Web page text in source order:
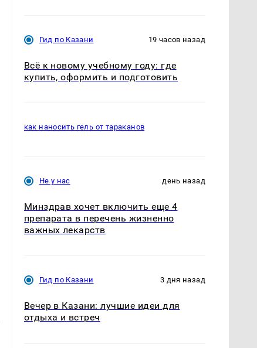
Гид по Казани 19 часов назад
Всё к новому учебному году: где
купить, оформить и подготовить
как наносить гель от тараканов
Не у нас день назад
Минздрав хочет включить еще 4
препарата в перечень жизненно
важных лекарств
Гид по Казани 3 дня назад
Вечер в Казани: лучшие идеи для
отдыха и встреч